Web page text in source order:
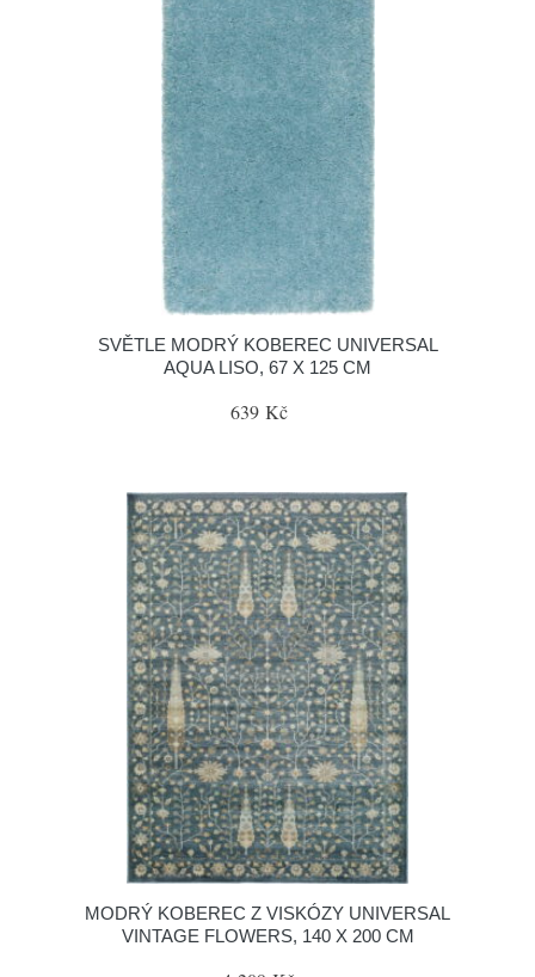
SVĚTLE MODRÝ KOBEREC UNIVERSAL
AQUA LISO, 67 X 125 CM
639 Kč
MODRÝ KOBEREC Z VISKÓZY UNIVERSAL
VINTAGE FLOWERS, 140 X 200 CM